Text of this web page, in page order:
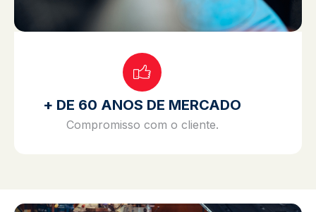
+ DE 60 ANOS DE MERCADO
Compromisso com o cliente.